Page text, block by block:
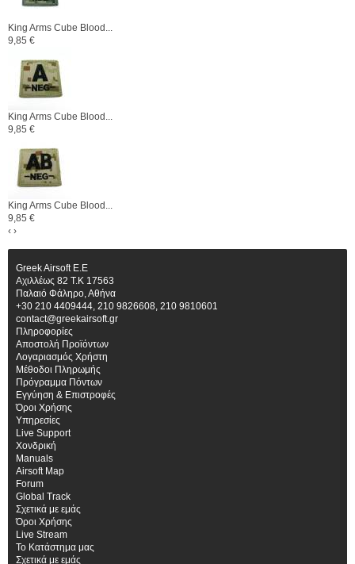
King Arms Cube Blood...
9,85 €
King Arms Cube Blood...
9,85 €
King Arms Cube Blood...
9,85 €
‹ ›
Greek Airsoft E.E
Αχιλλέως 82 Τ.Κ 17563
Παλαιό Φάληρο, Αθήνα
+30 210 4409444, 210 9826608, 210 9810601
contact@greekairsoft.gr
Πληροφορίες
Αποστολή Προϊόντων
Λογαριασμός Χρήστη
Μέθοδοι Πληρωμής
Πρόγραμμα Πόντων
Εγγύηση & Επιστροφές
Όροι Χρήσης
Υπηρεσίες
Live Support
Χονδρική
Manuals
Airsoft Map
Forum
Global Track
Σχετικά με εμάς
Όροι Χρήσης
Live Stream
Το Κατάστημα μας
Σχετικά με εμάς